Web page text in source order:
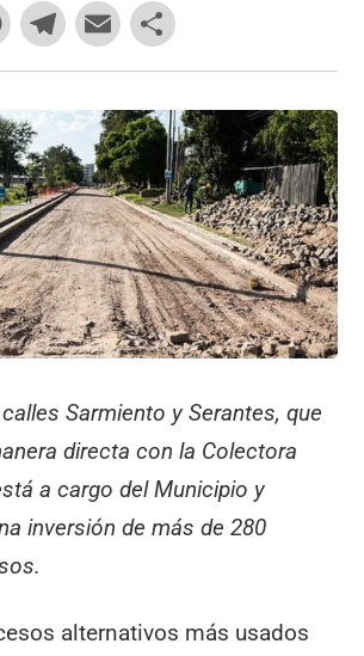
W
h
at
s
A
p
p
T
el
e
gr
a
m
E
m
ai
l
o
m
p
ar
tir
Sarmiento y Serantes, que
directa con la Colectora
a cargo del Municipio y
inversión de más de 280
alternativos más usados